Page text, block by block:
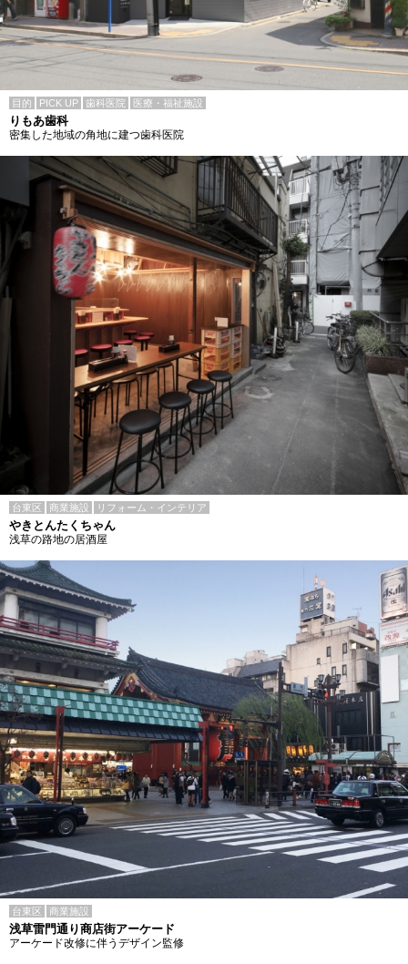
目的 PICK UP 歯科医院 医療・福祉施設
りもあ歯科
密集した地域の角地に建つ歯科医院
台東区 商業施設 リフォーム・インテリア
やきとんたくちゃん
浅草の路地の居酒屋
台東区 商業施設
浅草雷門通り商店街アーケード
アーケード改修に伴うデザイン監修